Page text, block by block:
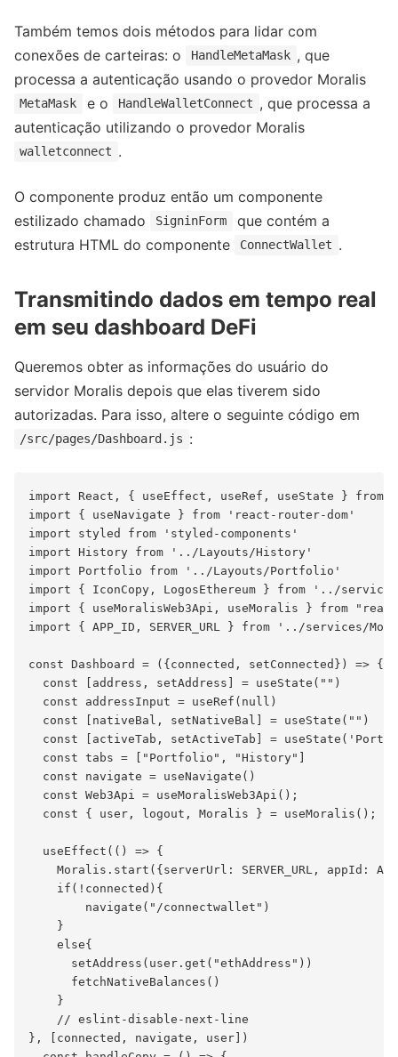
Também temos dois métodos para lidar com
conexões de carteiras: o
HandleMetaMask , que
processa a autenticação usando o provedor Moralis
MetaMask e o HandleWalletConnect , que processa a
autenticação utilizando o provedor Moralis
walletconnect .
O componente produz então um componente
estilizado chamado
SigninForm
que contém a
estrutura HTML do componente
ConnectWallet .
Transmitindo dados em tempo real
em seu dashboard DeFi
Queremos obter as informações do usuário do
servidor Moralis depois que elas tiverem sido
autorizadas. Para isso, altere o seguinte código em
/src/pages/Dashboard.js :
import React, { useEffect, useRef, useState } from
import { useNavigate } from 'react-router-dom'
import styled from 'styled-components'
import History from '../Layouts/History'
import Portfolio from '../Layouts/Portfolio'
import { IconCopy, LogosEthereum } from '../
import { useMoralisWeb3Api, useMoralis } from
import { APP_ID, SERVER_URL } from '../services/
const Dashboard = ({connected, setConnected}) => {
  const [address, setAddress] = useState("")
  const addressInput = useRef(null)
  const [nativeBal, setNativeBal] = useState("")
const [activeTab, setActiveTab] =
  const tabs = ["Portfolio", "History"]
  const navigate = useNavigate()
  const Web3Api = useMoralisWeb3Api();
  const { user, logout, Moralis } = useMoralis();
  useEffect(() => {
Moralis.start({serverUrl: SERVER_URL, appId:
    if(!connected){
        navigate("/connectwallet")
    }
    else{
      setAddress(user.get("ethAddress"))
      fetchNativeBalances()
    }
    // eslint-disable-next-line
}, [connected, navigate, user])